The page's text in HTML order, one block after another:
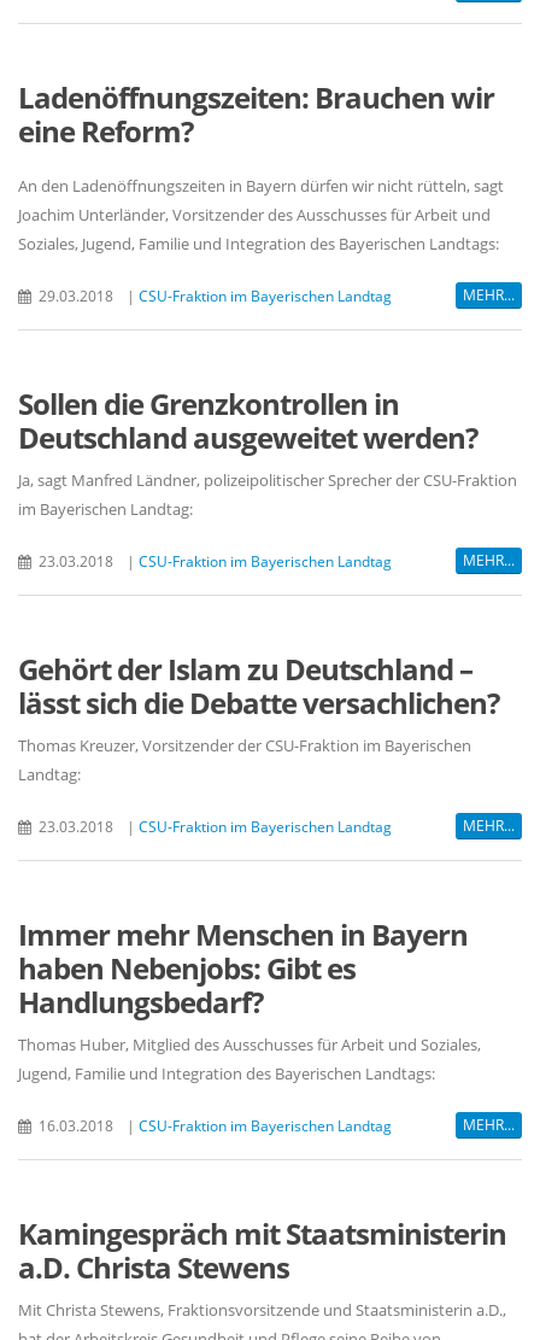
Ladenöffnungszeiten: Brauchen wir
eine Reform?
An den Ladenöffnungszeiten in Bayern dürfen wir nicht rütteln, sagt
Joachim Unterländer, Vorsitzender des Ausschusses für Arbeit und
Soziales, Jugend, Familie und Integration des Bayerischen Landtags:
29.03.2018 | CSU-Fraktion im Bayerischen Landtag MEHR...
Sollen die Grenzkontrollen in
Deutschland ausgeweitet werden?
Ja, sagt Manfred Ländner, polizeipolitischer Sprecher der CSU-Fraktion
im Bayerischen Landtag:
23.03.2018 | CSU-Fraktion im Bayerischen Landtag MEHR...
Gehört der Islam zu Deutschland –
lässt sich die Debatte versachlichen?
Thomas Kreuzer, Vorsitzender der CSU-Fraktion im Bayerischen
Landtag:
23.03.2018 | CSU-Fraktion im Bayerischen Landtag MEHR...
Immer mehr Menschen in Bayern
haben Nebenjobs: Gibt es
Handlungsbedarf?
Thomas Huber, Mitglied des Ausschusses für Arbeit und Soziales,
Jugend, Familie und Integration des Bayerischen Landtags:
16.03.2018 | CSU-Fraktion im Bayerischen Landtag MEHR...
Kamingespräch mit Staatsministerin
a.D. Christa Stewens
Mit Christa Stewens, Fraktionsvorsitzende und Staatsministerin a.D.,